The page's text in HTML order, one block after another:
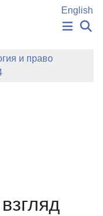
English
и право